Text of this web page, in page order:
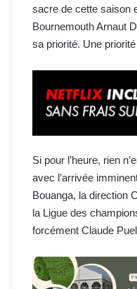
sacre de cette saison
Bournemouth Arnaut
sa priorité. Une
Si pour l’heure, rien
avec l’arrivée
Bouanga, la direction
la Ligue des
forcément Claude